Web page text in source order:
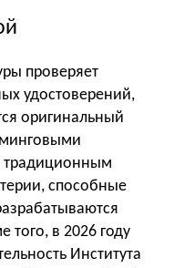
проверяет
удостоверений,
оригинальный
традиционным
способные
в 2026 году
Института